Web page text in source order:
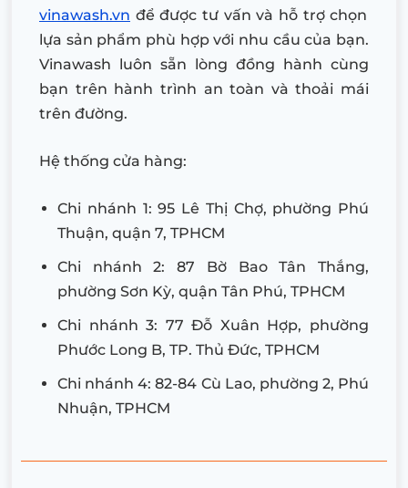
vinawash.vn để được tư vấn và hỗ trợ chọn
lựa sản phẩm phù hợp với nhu cầu của bạn.
Vinawash luôn sẵn lòng đồng hành cùng
bạn trên hành trình an toàn và thoải mái
trên đường.
Hệ thống cửa hàng:
Chi nhánh 1: 95 Lê Thị Chợ, phường Phú
Thuận, quận 7, TPHCM
Chi nhánh 2: 87 Bờ Bao Tân Thắng,
phường Sơn Kỳ, quận Tân Phú, TPHCM
Chi nhánh 3: 77 Đỗ Xuân Hợp, phường
Phước Long B, TP. Thủ Đức, TPHCM
Chi nhánh 4: 82-84 Cù Lao, phường 2, Phú
Nhuận, TPHCM